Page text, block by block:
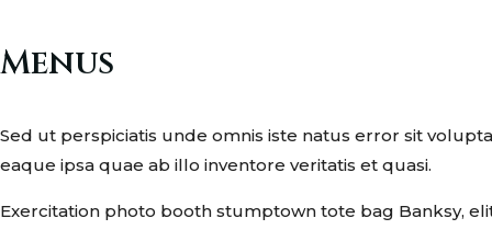
Menus
Sed ut perspiciatis unde omnis iste natus error sit
eaque ipsa quae ab illo inventore veritatis et quasi.
Exercitation photo booth stumptown tote bag Banksy,